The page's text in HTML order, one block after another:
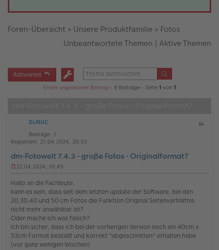
Foren-Übersicht » Unsere Produktfamilie » Fotos
Unbeantwortete Themen | Aktive Themen
Antworten
Erster ungelesener Beitrag • 9 Beiträge • Seite 1 von 1
DLMUC
Beiträge: 3
Registriert: 21.04.2024, 20:03
dm-Fotowelt 7.4.3 - große Fotos - Originalformat?
g
e
l
e
s
e
n
e
r
22.04.2024, 10:49
Hallo an die Fachleute,
kann es sein, dass seit dem letzten update der Software, bei den
20,30,40 und 50 cm Fotos die Funktion Original Seitenverhältnis
nicht mehr anwählbar ist?
Oder mache ich was falsch?
Ich bin sicher, dass ich bei der vorherigen Version noch ein 40cm x
53cm Format bestellt und korrekt "abgeschnitten" erhalten habe
(vor ganz wenigen Wochen)